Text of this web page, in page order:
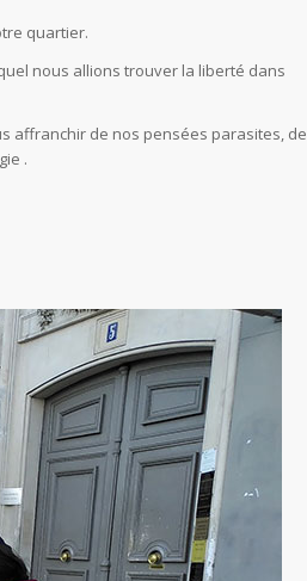
quartier.
nous allions trouver la liberté dans
affranchir de nos pensées parasites, de
.